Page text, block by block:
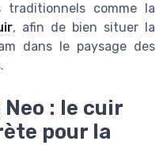
comme la
, afin de bien situer la
dans le paysage des
: le cuir
pour la